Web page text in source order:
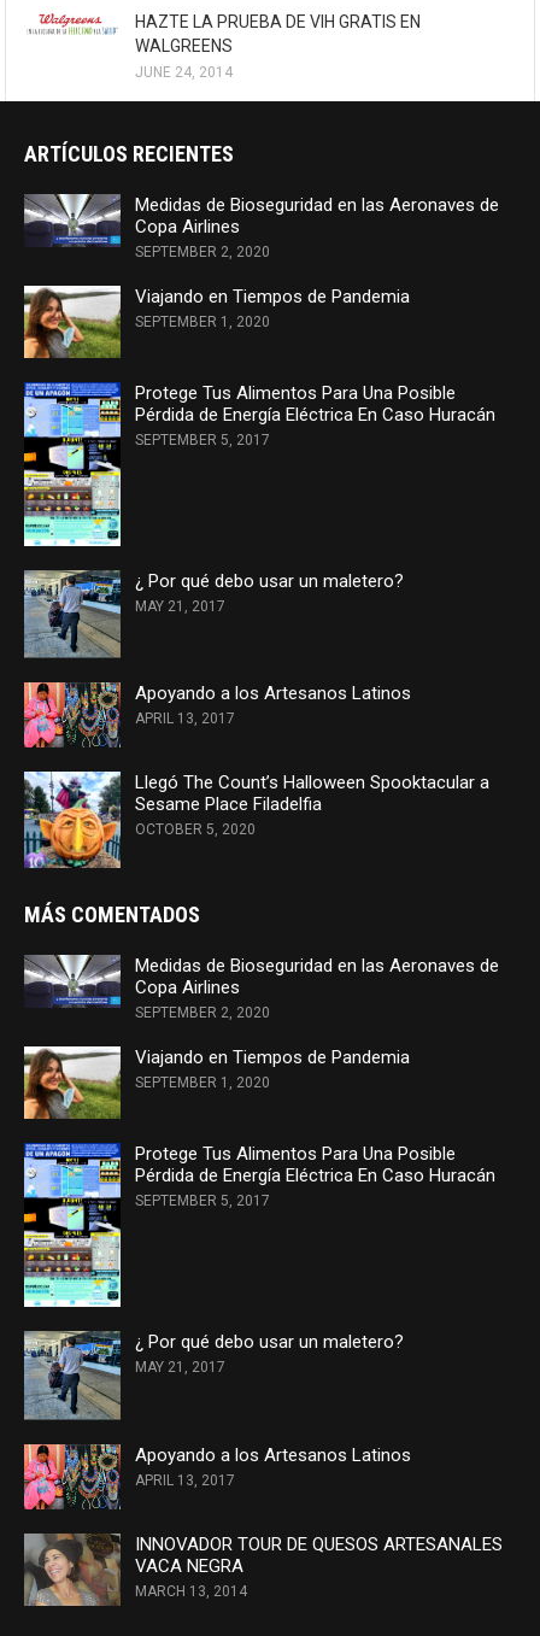
HAZTE LA PRUEBA DE VIH GRATIS EN
WALGREENS
JUNE 24, 2014
ARTÍCULOS RECIENTES
Medidas de Bioseguridad en las Aeronaves de
Copa Airlines
SEPTEMBER 2, 2020
Viajando en Tiempos de Pandemia
SEPTEMBER 1, 2020
Protege Tus Alimentos Para Una Posible
Pérdida de Energía Eléctrica En Caso Huracán
SEPTEMBER 5, 2017
¿ Por qué debo usar un maletero?
MAY 21, 2017
Apoyando a los Artesanos Latinos
APRIL 13, 2017
Llegó The Count’s Halloween Spooktacular a
Sesame Place Filadelfia
OCTOBER 5, 2020
MÁS COMENTADOS
Medidas de Bioseguridad en las Aeronaves de
Copa Airlines
SEPTEMBER 2, 2020
Viajando en Tiempos de Pandemia
SEPTEMBER 1, 2020
Protege Tus Alimentos Para Una Posible
Pérdida de Energía Eléctrica En Caso Huracán
SEPTEMBER 5, 2017
¿ Por qué debo usar un maletero?
MAY 21, 2017
Apoyando a los Artesanos Latinos
APRIL 13, 2017
INNOVADOR TOUR DE QUESOS ARTESANALES
VACA NEGRA
MARCH 13, 2014